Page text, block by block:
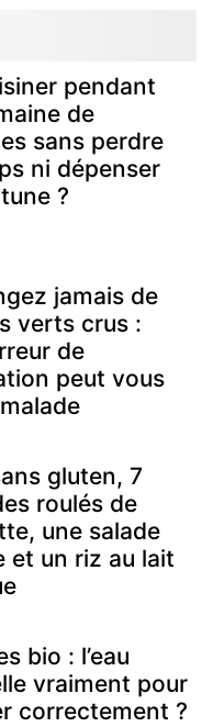
pendant
de
sans perdre
ni dépenser
?
jamais de
verts crus :
de
peut vous
gluten, 7
roulés de
une salade
et un riz au lait
bio : l’eau
vraiment pour
correctement ?